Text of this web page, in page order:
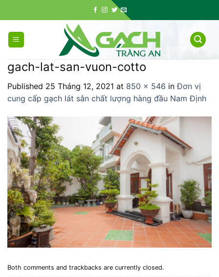
to
content
gach-lat-san-vuon-cotto
Published 25 Tháng 12, 2021 at 850 × 546 inĐơn vị
cung cấp gạch lát sân chất lượng hàng đầu Nam Định
Both comments and trackbacks are currently closed.